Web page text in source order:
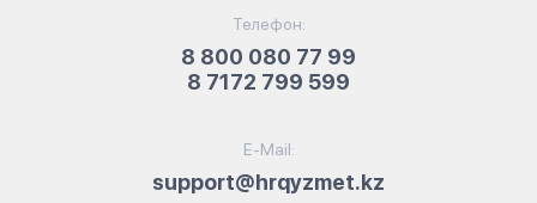
Телефон:
8 800 080 77 99
8 7172 799 599
E-Mail:
support@hrqyzmet.kz